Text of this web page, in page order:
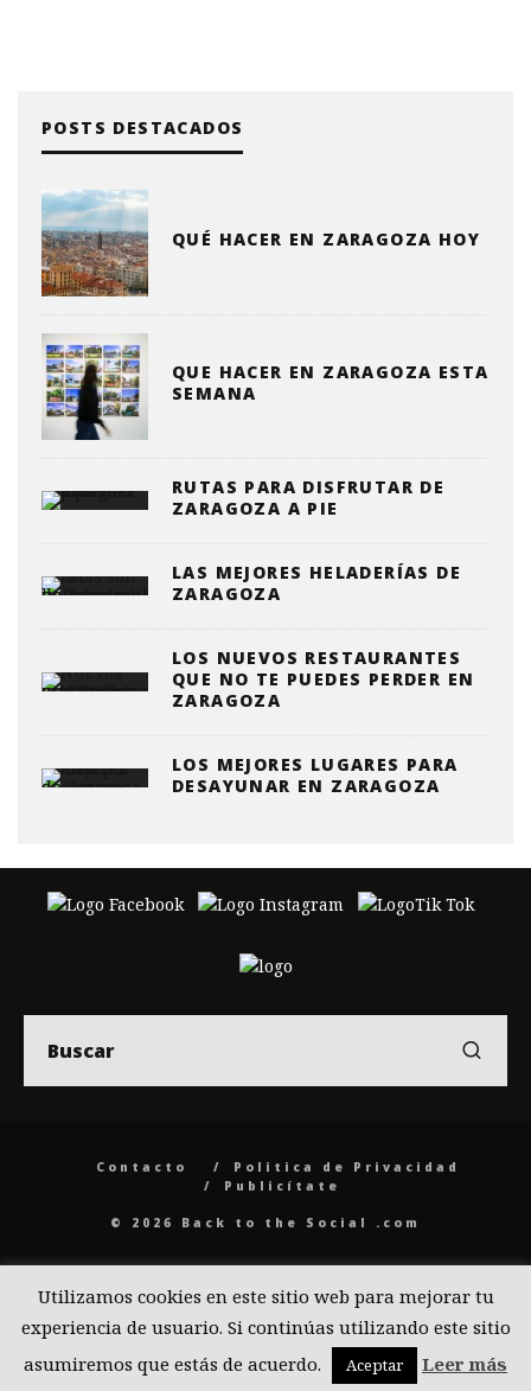
POSTS DESTACADOS
QUÉ HACER EN ZARAGOZA HOY
QUE HACER EN ZARAGOZA ESTA
SEMANA
RUTAS PARA DISFRUTAR DE
ZARAGOZA A PIE
LAS MEJORES HELADERÍAS DE
ZARAGOZA
LOS NUEVOS RESTAURANTES
QUE NO TE PUEDES PERDER EN
ZARAGOZA
LOS MEJORES LUGARES PARA
DESAYUNAR EN ZARAGOZA
Contacto
Politica de Privacidad
Publicítate
© 2026 Back to the Social .com
Utilizamos cookies en este sitio web para mejorar tu
experiencia de usuario. Si continúas utilizando este sitio
asumiremos que estás de acuerdo.
Aceptar Leer más